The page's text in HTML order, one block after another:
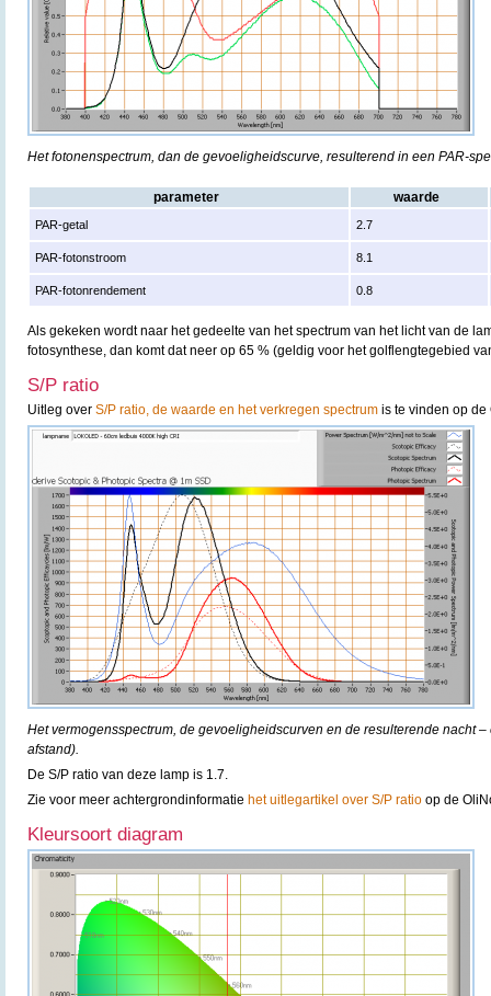
Het fotonenspectrum, dan de gevoeligheidscurve, resulterend in een PAR-
parameter waarde
PAR-getal 2.7
PAR-fotonstroom 8.1
PAR-fotonrendement 0.8
Als gekeken wordt naar het gedeelte van het spectrum van het licht van de
fotosynthese, dan komt dat neer op 65 % (geldig voor het golflengtegebied
S/P ratio
Uitleg over S/P ratio, de waarde en het verkregen spectrum is te vinden op de
Het vermogensspectrum, de gevoeligheidscurven en de resulterende nacht
afstand).
De S/P ratio van deze lamp is 1.7.
Zie voor meer achtergrondinformatie het uitlegartikel over S/P ratio op de
Kleursoort diagram